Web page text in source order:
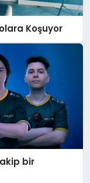
Koşuyor
bir